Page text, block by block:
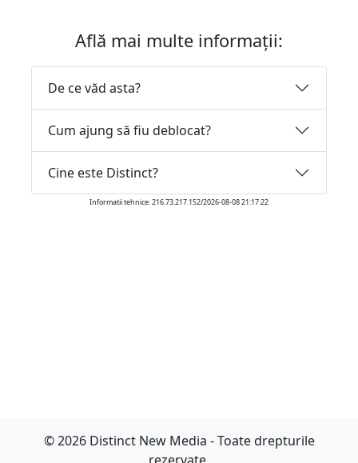
Află mai multe informații:
De ce văd asta?
Cum ajung să fiu deblocat?
Cine este Distinct?
Informatii tehnice: 216.73.217.152/2026-08-08 21:17:22
© 2026 Distinct New Media - Toate drepturile